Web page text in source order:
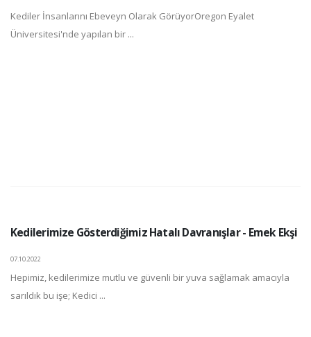
Kediler İnsanlarını Ebeveyn Olarak GörüyorOregon Eyalet
Üniversitesi'nde yapılan bir ...
Kedilerimize Gösterdiğimiz Hatalı Davranışlar - Emek Ekşi
07.10.2022
Hepimiz, kedilerimize mutlu ve güvenli bir yuva sağlamak amacıyla
sarıldık bu işe; Kedici ...